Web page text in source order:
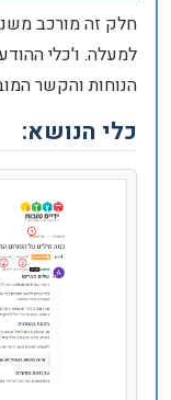
חלק זה מורכב
למעלה. ו'כלי
הנוחות והקשר
כלי הנושא: